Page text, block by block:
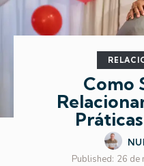
Como
Published: 26 de